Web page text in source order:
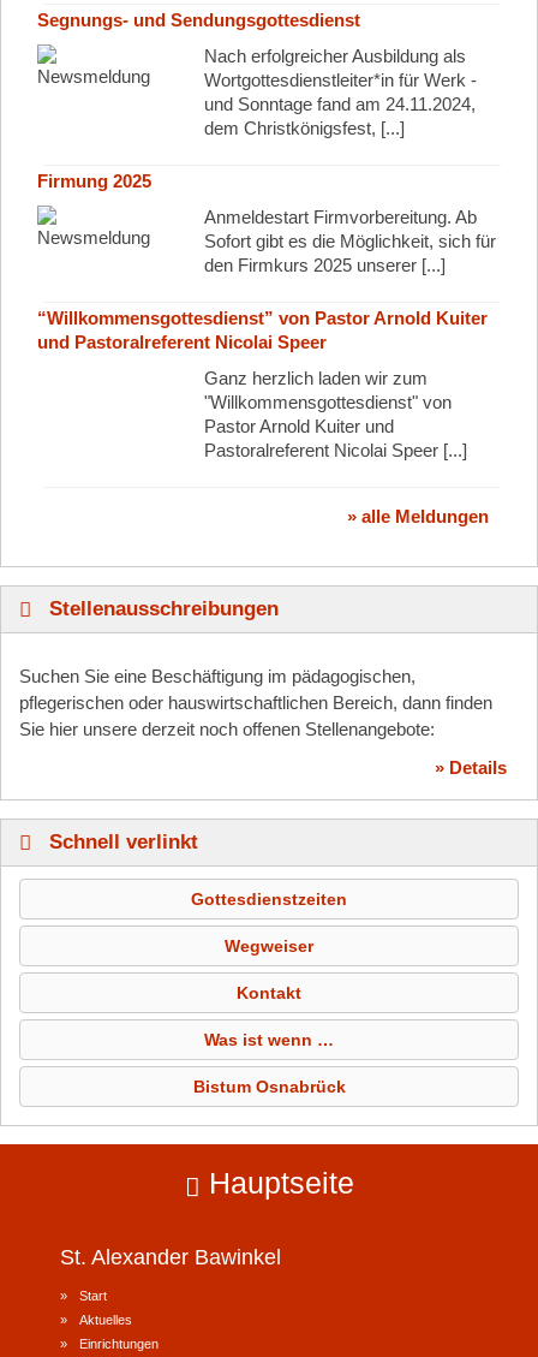
Segnungs- und Sendungsgottesdienst
Nach erfolgreicher Ausbildung als
Wortgottesdienstleiter*in für Werk -
und Sonntage fand am 24.11.2024,
dem Christkönigsfest, [...]
Firmung 2025
Anmeldestart Firmvorbereitung. Ab
Sofort gibt es die Möglichkeit, sich für
den Firmkurs 2025 unserer [...]
“Willkommensgottesdienst” von Pastor Arnold Kuiter
und Pastoralreferent Nicolai Speer
Ganz herzlich laden wir zum
"Willkommensgottesdienst" von
Pastor Arnold Kuiter und
Pastoralreferent Nicolai Speer [...]
» alle Meldungen
Stellenausschreibungen
Suchen Sie eine Beschäftigung im pädagogischen,
pflegerischen oder hauswirtschaftlichen Bereich, dann finden
Sie hier unsere derzeit noch offenen Stellenangebote:
» Details
Schnell verlinkt
Gottesdienstzeiten
Wegweiser
Kontakt
Was ist wenn …
Bistum Osnabrück
Hauptseite
St. Alexander Bawinkel
Start
Aktuelles
Einrichtungen